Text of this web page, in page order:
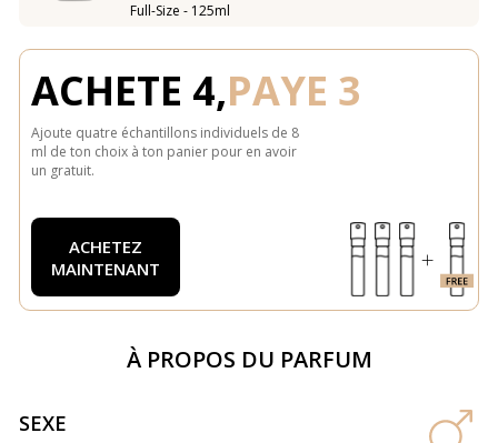
Full-Size - 125ml
ACHETE 4,PAYE 3
Ajoute quatre échantillons individuels de 8
ml de ton choix à ton panier pour en avoir
un gratuit.
ACHETEZ
MAINTENANT
À PROPOS DU PARFUM
SEXE